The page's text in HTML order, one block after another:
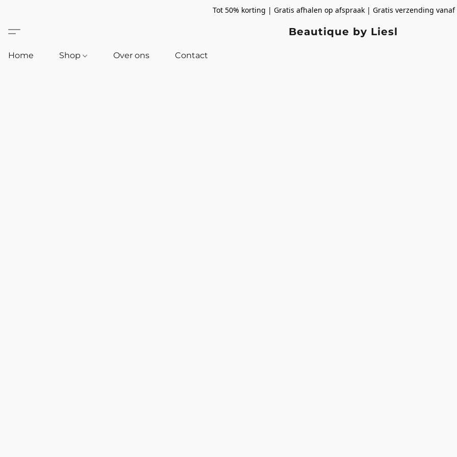
Tot 50% korting | Gratis afhalen op afspraak | Gratis verzending vanaf
Beautique by Liesl
Home Shop Over ons Contact